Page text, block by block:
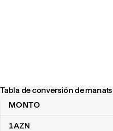
Tabla de conversión de
Tabla de conversión de manats
MONTO
1AZN